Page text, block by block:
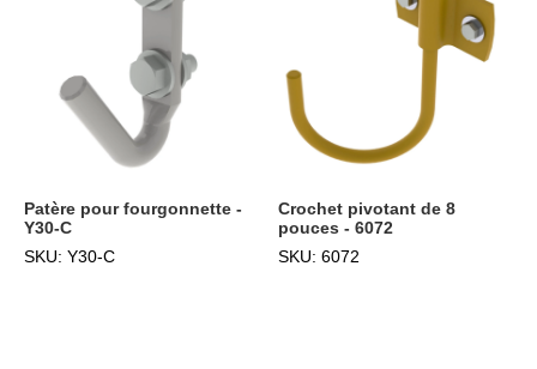
Patère pour fourgonnette -
Y30-C
SKU: Y30-C
Crochet pivotant de 8
pouces - 6072
SKU: 6072